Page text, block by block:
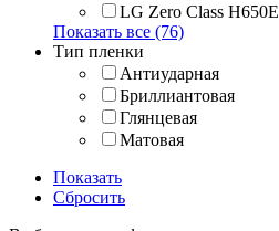
LG Zero Class H650E
Показать все (76)
Тип пленки
Антиударная
Бриллиантовая
Глянцевая
Матовая
Показать
Сбросить